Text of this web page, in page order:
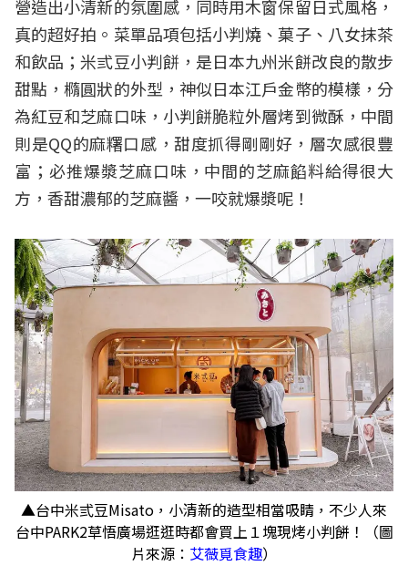
營造出小清新的氛圍感，同時用木窗保留日式風格，
真的超好拍。菜單品項包括小判燒、菓子、八女抹茶
和飲品；米弎豆小判餅，是日本九州米餅改良的散步
甜點，橢圓狀的外型，神似日本江戶金幣的模樣，分
為紅豆和芝麻口味，小判餅脆粒外層烤到微酥，中間
則是QQ的麻糬口感，甜度抓得剛剛好，層次感很豐
富；必推爆漿芝麻口味，中間的芝麻餡料給得很大
方，香甜濃郁的芝麻醬，一咬就爆漿呢！
▲台中米弎豆Misato，小清新的造型相當吸睛，不少人來
台中PARK2草悟廣場逛逛時都會買上１塊現烤小判餅！（圖
片來源： 艾薇覓食趣）